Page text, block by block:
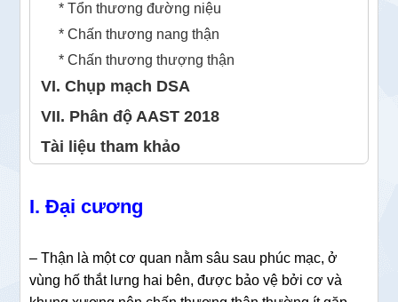
* Tổn thương đường niệu
* Chấn thương nang thận
* Chấn thương thượng thận
VI. Chụp mạch DSA
VII. Phân độ AAST 2018
Tài liệu tham khảo
I. Đại cương
– Thận là một cơ quan nằm sâu sau phúc mạc, ở
vùng hố thắt lưng hai bên, được bảo vệ bởi cơ và